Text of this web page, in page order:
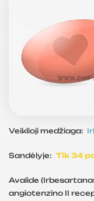
Veiklioji medžiaga:
Sandėlyje: Tik 34
Avalide
angiotenzino II